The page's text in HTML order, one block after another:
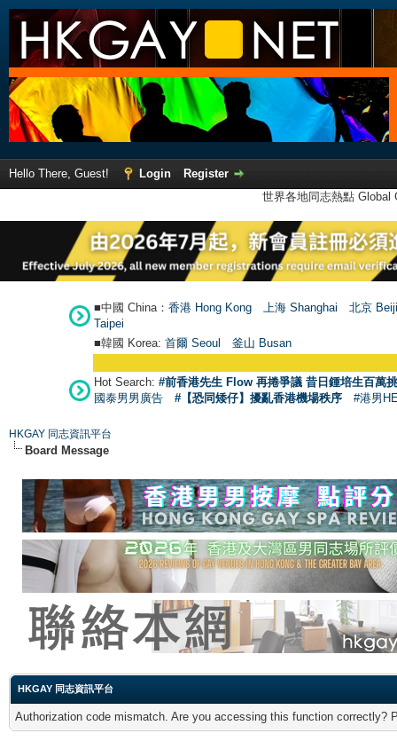
Hello There, Guest! Login
Register
世界各地同志熱點
■中國 China： 香港 Hong Kong 上海 Shanghai
北京
Taipei
■韓國 Korea: 首爾 Seoul 釜山 Busan
Hot Search: #前香港先生 Flow 再捲爭議 昔日鍾培生百萬
國泰男男廣告
#【恐同矮仔】擾亂香港機場秩序 #港男
HKGAY 同志資訊平台
Board Message
HKGAY 同志資訊平台
Authorization code mismatch. Are you accessing this function correctly?